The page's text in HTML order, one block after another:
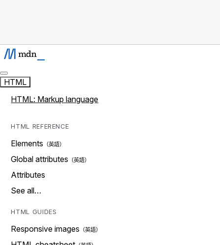
HTML
HTML: Markup language
HTML REFERENCE
Elements
Global attributes
Attributes
See all…
HTML GUIDES
Responsive images